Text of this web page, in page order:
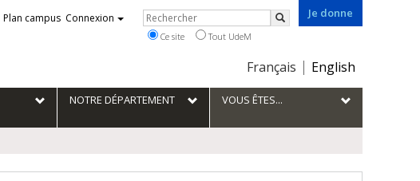
Je donne
Choix
la
langue
Français English
Plan campus Connexion Rechercher
Rechercher
Ce site Tout UdeM
NOTRE DÉPARTEMENT VOUS ÊTES...